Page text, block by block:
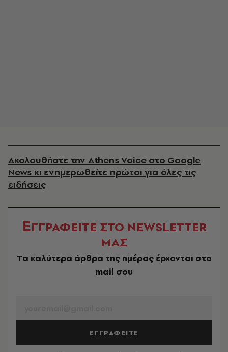
Ακολουθήστε την Athens Voice στο Google
News κι ενημερωθείτε πρώτοι για όλες τις
ειδήσεις
ΕΓΓΡΑΦΕΙΤΕ ΣΤΟ NEWSLETTER
ΜΑΣ
Tα καλύτερα άρθρα της ημέρας έρχονται στο
mail σου
ΕΓΓΡΑΦΕΙΤΕ